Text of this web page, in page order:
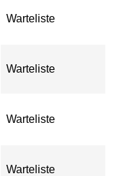
Warteliste
Warteliste
Warteliste
Warteliste